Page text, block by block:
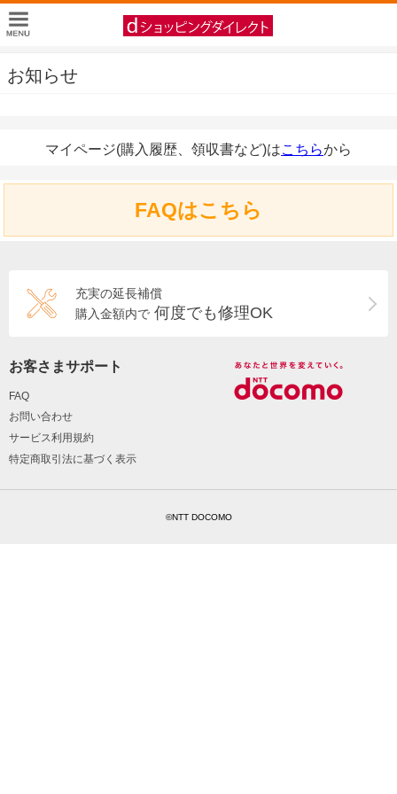
お知らせ
マイページ(購入履歴、領収書など)はこちらから
FAQはこちら
充実の延長補償
購入金額内で 何度でも修理OK
お客さまサポート
FAQ
お問い合わせ
サービス利用規約
特定商取引法に基づく表示
©NTT DOCOMO